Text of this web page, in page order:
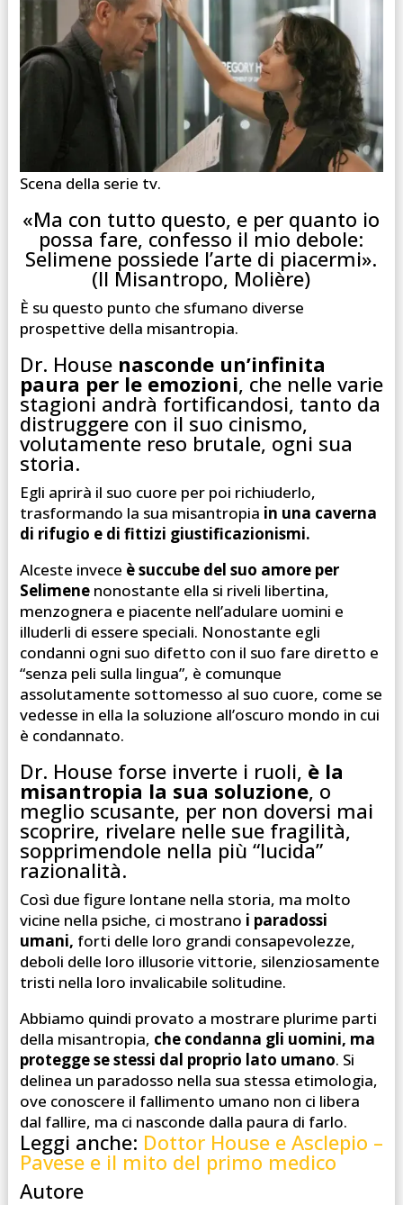
Scena della serie tv.
«Ma con tutto questo, e per quanto io
possa fare, confesso il mio debole:
Selimene possiede l’arte di piacermi».
(Il Misantropo, Molière)
È su questo punto che sfumano diverse
prospettive della misantropia.
Dr. House nasconde un’infinita
paura per le emozioni, che nelle varie
stagioni andrà fortificandosi, tanto da
distruggere con il suo cinismo,
volutamente reso brutale, ogni sua
storia.
Egli aprirà il suo cuore per poi richiuderlo,
trasformando la sua misantropia in una caverna
di rifugio e di fittizi giustificazionismi.
Alceste invece è succube del suo amore per
Selimenenonostante ella si riveli libertina,
menzognera e piacente nell’adulare uomini e
illuderli di essere speciali. Nonostante egli
condanni ogni suo difetto con il suo fare diretto e
“senza peli sulla lingua”, è comunque
assolutamente sottomesso al suo cuore, come se
vedesse in ella la soluzione all’oscuro mondo in cui
è condannato.
Dr. House forse inverte i ruoli, è la
misantropia la sua soluzione, o
meglio scusante, per non doversi mai
scoprire, rivelare nelle sue fragilità,
sopprimendole nella più “lucida”
razionalità.
Così due figure lontane nella storia, ma molto
vicine nella psiche, ci mostrano i paradossi
umani, forti delle loro grandi consapevolezze,
deboli delle loro illusorie vittorie, silenziosamente
tristi nella loro invalicabile solitudine.
Abbiamo quindi provato a mostrare plurime parti
della misantropia, che condanna gli uomini, ma
protegge se stessi dal proprio lato umano. Si
delinea un paradosso nella sua stessa etimologia,
ove conoscere il fallimento umano non ci libera
dal fallire, ma ci nasconde dalla paura di farlo.
Leggi anche: Dottor House e Asclepio –
Pavese e il mito del primo medico
Autore